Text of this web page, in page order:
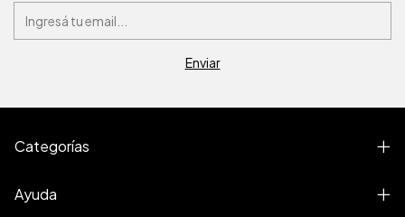
Categorías
Ayuda